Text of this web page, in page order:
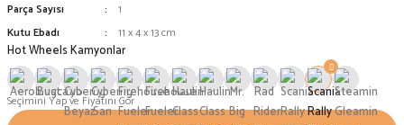
Parça Sayısı
1
Kutu Ebadı
11 x 4 x 13 cm
Hot Wheels Kamyonlar
Seçimini Yap ve Fiyatını Gör